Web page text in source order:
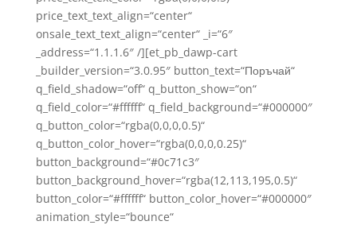
price_text_text_align=“center“
onsale_text_text_align=“center“ _i=“6″
_address=“1.1.1.6″ /][et_pb_dawp-cart
_builder_version=“3.0.95″ button_text=“Поръчай“
q_field_shadow=“off“ q_button_show=“on“
q_field_color=“#ffffff“ q_field_background=“#000000″
q_button_color=“rgba(0,0,0,0.5)“
q_button_color_hover=“rgba(0,0,0,0.25)“
button_background=“#0c71c3″
button_background_hover=“rgba(12,113,195,0.5)“
button_color=“#ffffff“ button_color_hover=“#000000″
animation_style=“bounce“